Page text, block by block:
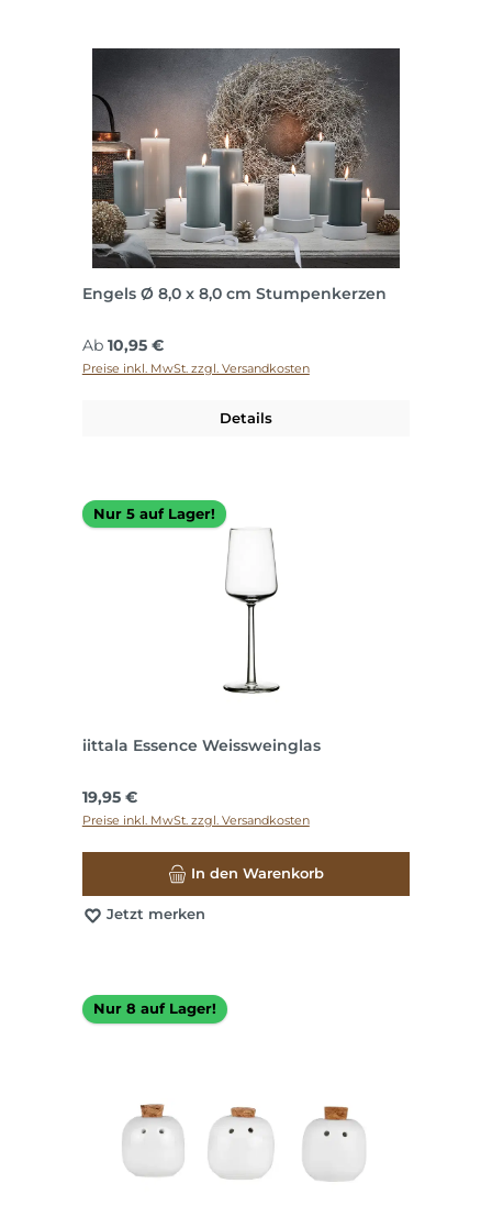
Engels Ø 8,0 x 8,0 cm Stumpenkerzen
Regulärer Preis:
Ab 10,95 €
Preise inkl. MwSt. zzgl. Versandkosten
Details
Nur 5 auf Lager!
iittala Essence Weissweinglas
Regulärer Preis:
19,95 €
Preise inkl. MwSt. zzgl. Versandkosten
In den Warenkorb
Jetzt merken
Nur 8 auf Lager!